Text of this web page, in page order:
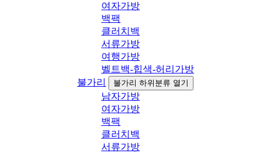
여자가방
백팩
클러치백
서류가방
여행가방
벨트백-힙색-허리가방
불가리
불가리 하위분류 열기
남자가방
여자가방
백팩
클러치백
서류가방